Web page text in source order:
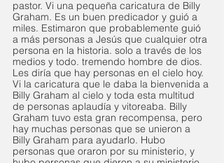
pastor. Vi una pequeña caricatura de Billy
Graham. Es un buen predicador y guió a
miles. Estimaron que probablemente guió
a más personas a Jesús que cualquier otra
persona en la historia. solo a través de los
medios y todo. tremendo hombre de dios.
Les diría que hay personas en el cielo hoy.
Vi la caricatura que le daba la bienvenida a
Billy Graham al cielo y toda esta multitud
de personas aplaudía y vitoreaba. Billy
Graham tuvo esta gran recompensa, pero
hay muchas personas que se unieron a
Billy Graham para ayudarlo. Hubo
personas que oraron por su ministerio, y